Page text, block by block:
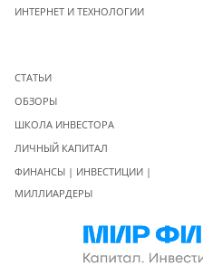
ИНТЕРНЕТ И ТЕХНОЛОГИИ
СТАТЬИ
ОБЗОРЫ
ШКОЛА ИНВЕСТОРА
ЛИЧНЫЙ КАПИТАЛ
ФИНАНСЫ | ИНВЕСТИЦИИ |
МИЛЛИАРДЕРЫ